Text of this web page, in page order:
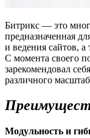
Битрикс — это
предназначенная
и ведения сайтов, а
С момента своего
зарекомендовал
различного
Модульность и